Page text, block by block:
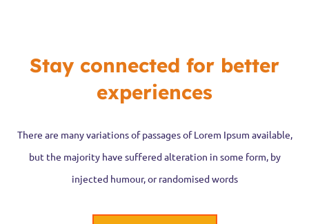
Stay connected for better
experiences
There are many variations of passages of Lorem Ipsum available,
but the majority have suffered alteration in some form, by
injected humour, or randomised words